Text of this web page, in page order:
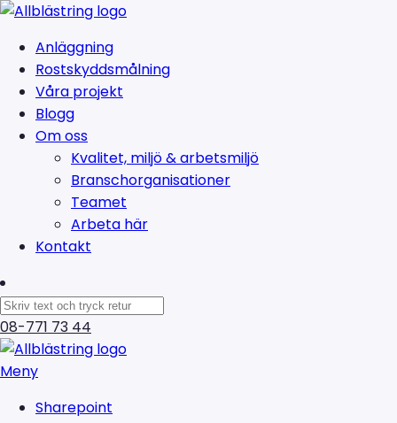
Anläggning
Rostskyddsmålning
Våra projekt
Blogg
Om oss
Kvalitet, miljö & arbetsmiljö
Branschorganisationer
Teamet
Arbeta här
Kontakt
08-771 73 44
Meny
Sharepoint